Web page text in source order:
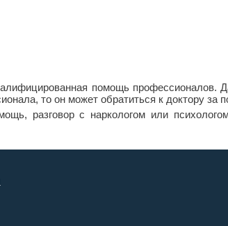
помощь профессионалов.
то он может обратиться к доктору
разговор с наркологом или